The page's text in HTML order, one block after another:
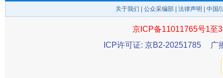
关于我们 公众采编部 法律声明 | 中国
京ICP备11011765号1至
ICP许可证: 京B2-20251785
广